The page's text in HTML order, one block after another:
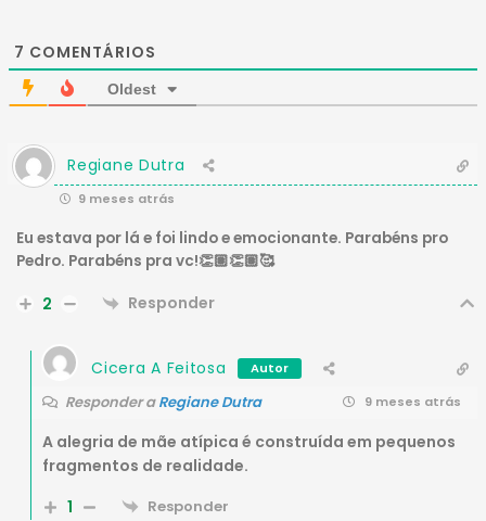
7 COMENTÁRIOS
Oldest
Regiane Dutra
9 meses atrás
Eu estava por lá e foi lindo e emocionante. Parabéns pro
Pedro. Parabéns pra vc!👏🏽👏🏽🥰
2 Responder
Cicera A Feitosa Autor
Responder aRegiane Dutra 9 meses atrás
A alegria de mãe atípica é construída em pequenos
fragmentos de realidade.
1
Responder